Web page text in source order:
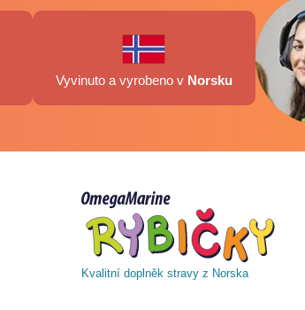
Vyvinuto a vyrobeno v Norsku
Kvalitní doplněk stravy z Norska